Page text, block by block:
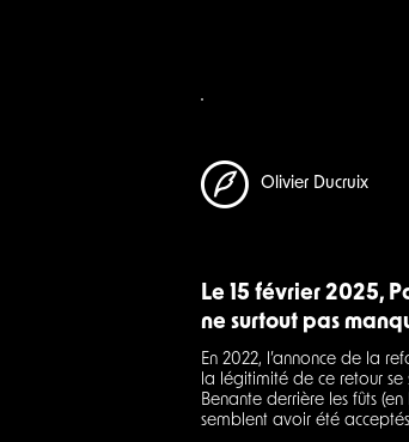
Olivier Ducruix
Le 15 février 2025,
ne surtout pas
En 2022, l’annonce de la
la légitimité de ce retour
Benante derrière les fûts
semblent avoir été